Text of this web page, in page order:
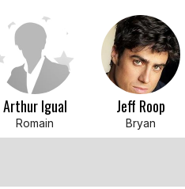
Arthur Igual
Romain
Jeff Roop
Bryan